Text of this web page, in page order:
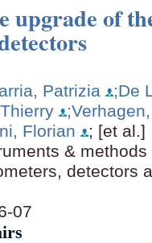
upgrade of
Patrizia
;De
Florian
; [et al.]
&
detectors
07